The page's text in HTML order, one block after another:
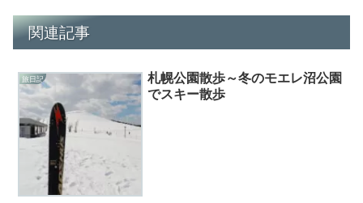
関連記事
旅日記
札幌公園散歩～冬のモエレ沼公園
でスキー散歩